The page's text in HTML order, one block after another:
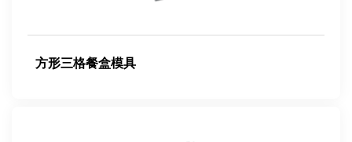
方形三格餐盒模具